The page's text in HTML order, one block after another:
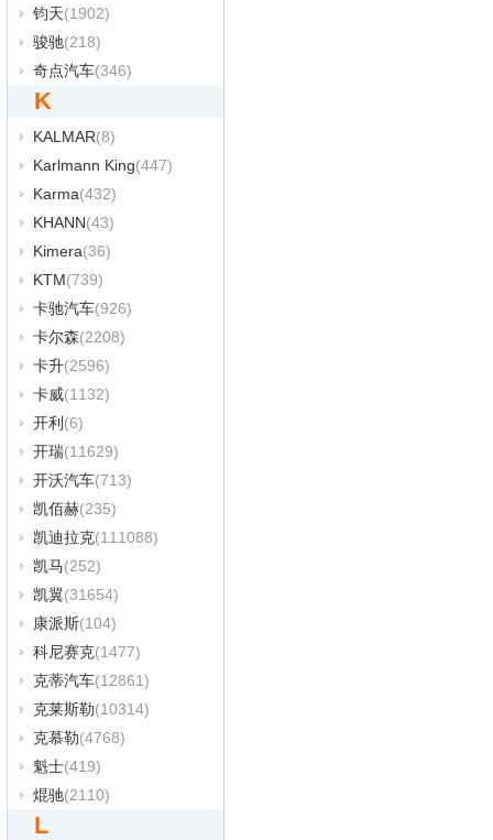
钧天(1902)
骏驰(218)
奇点汽车(346)
K
KALMAR(8)
Karlmann King(447)
Karma(432)
KHANN(43)
Kimera(36)
KTM(739)
卡驰汽车(926)
卡尔森(2208)
卡升(2596)
卡威(1132)
开利 (6)
开瑞(11629)
开沃汽车(713)
凯佰赫(235)
凯迪拉克(111088)
凯马(252)
凯翼(31654)
康派斯(104)
科尼赛克(1477)
克蒂汽车(12861)
克莱斯勒(10314)
克慕勒(4768)
魁士(419)
焜驰(2110)
L